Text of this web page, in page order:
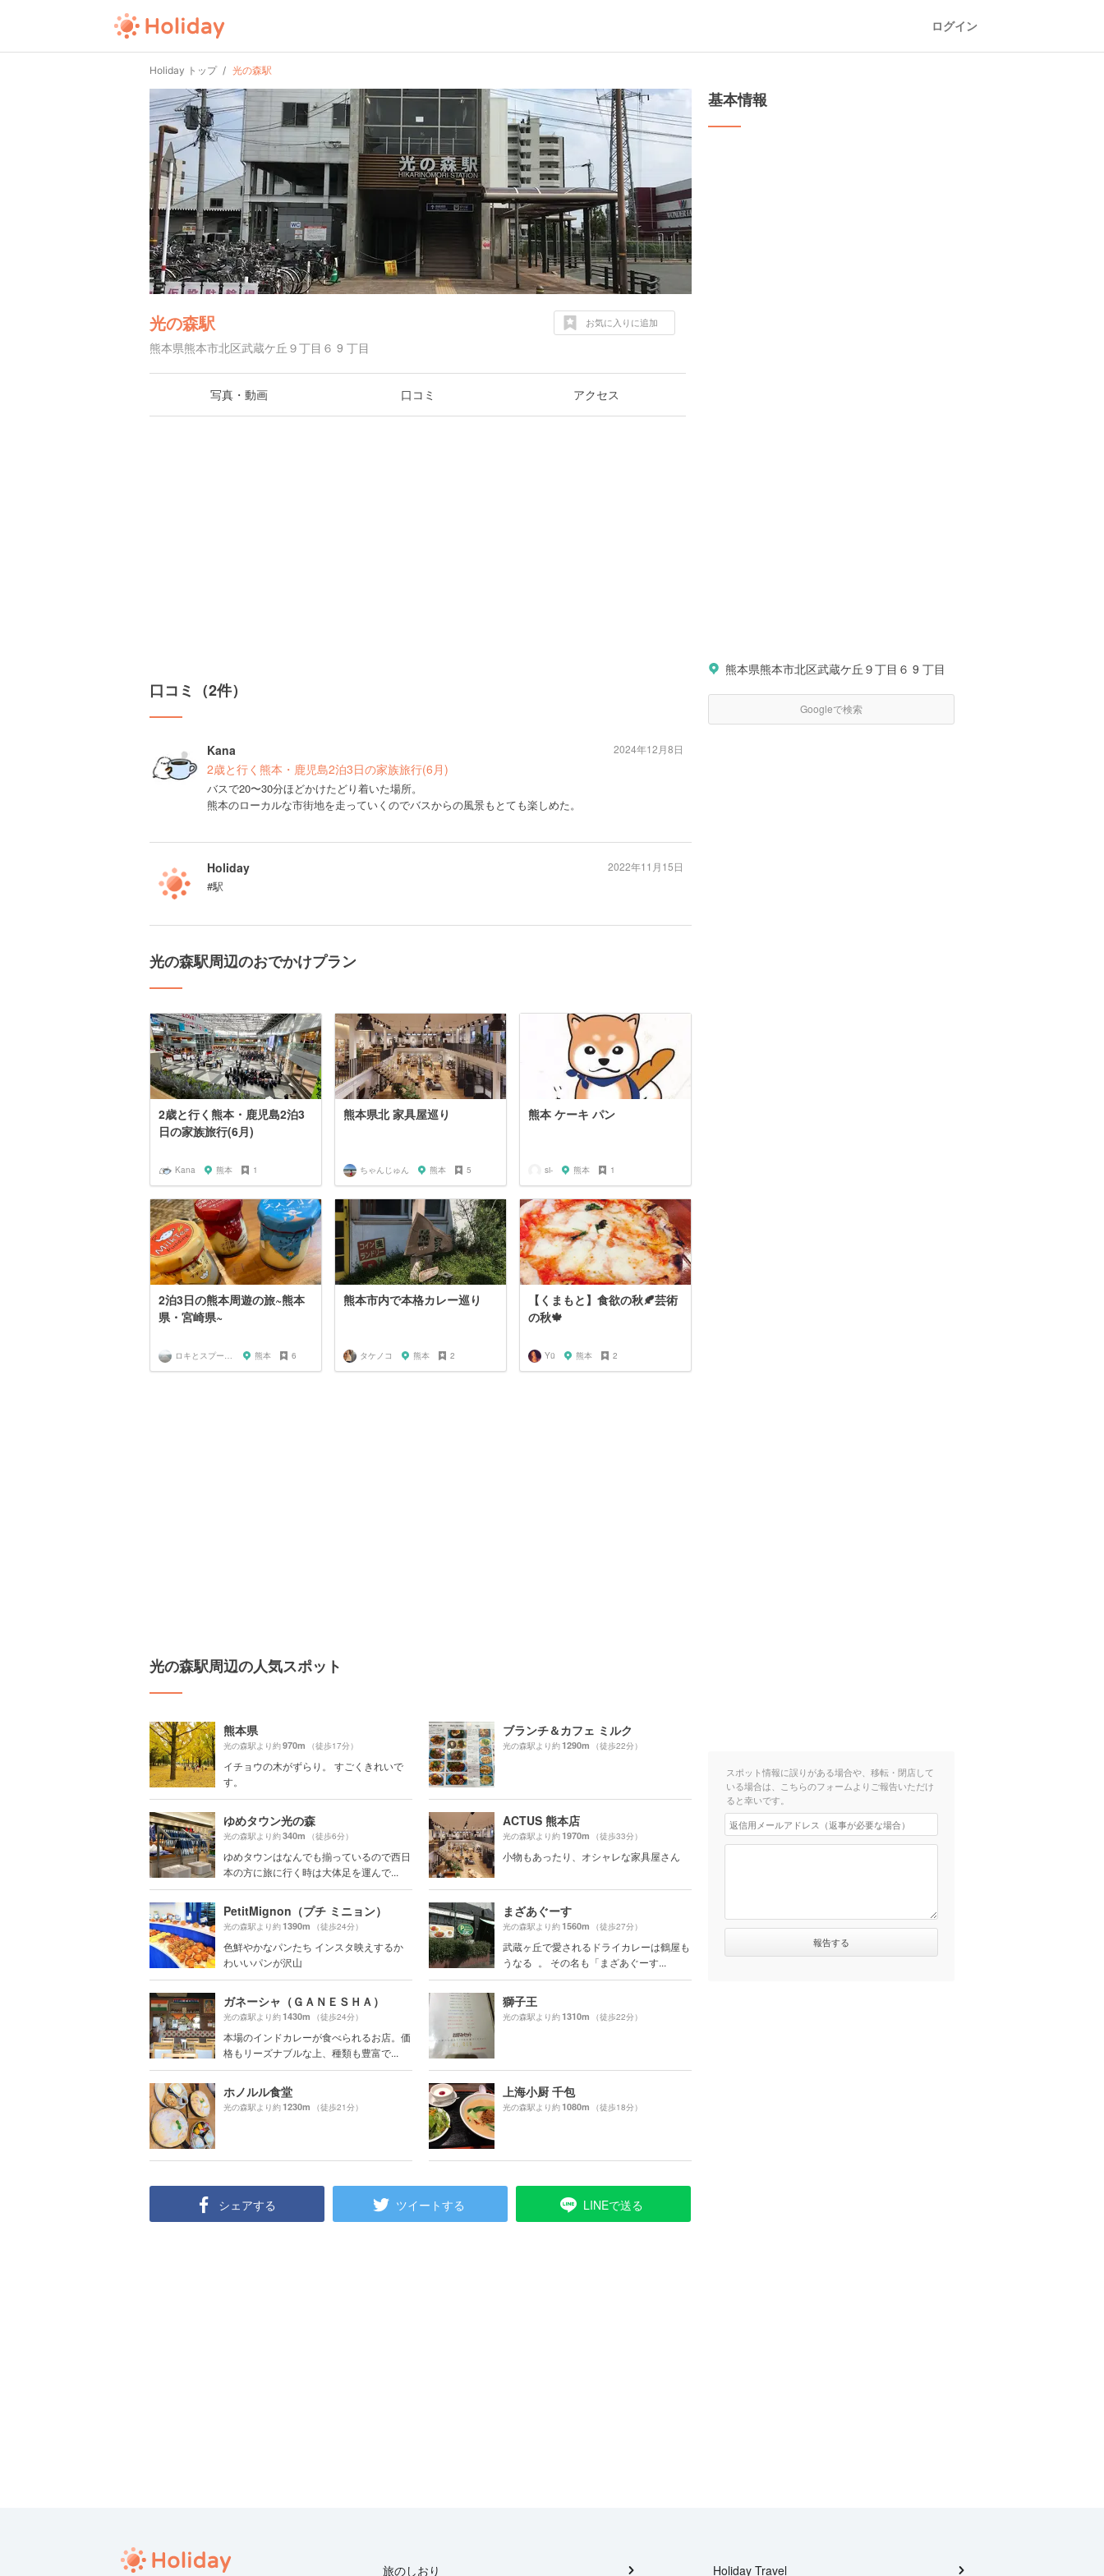
ログイン
Holiday トップ 光の森駅
光の森駅
熊本県熊本市北区武蔵ケ丘９丁目６ 9 丁目
お気に入りに追加
写真・動画 口コミ アクセス
口コミ（2件）
Kana
2歳と行く熊本・鹿児島2泊3日の家族旅行(6月)
バスで20〜30分ほどかけたどり着いた場所。
熊本のローカルな市街地を走っていくのでバスからの風景もとても楽しめた。
2024年12月8日
Holiday
#駅
2022年11月15日
光の森駅周辺のおでかけプラン
2歳と行く熊本・鹿児島2泊3
日の家族旅行(6月)
Kana 熊本 1
熊本県北 家具屋巡り
ちゃんじゅん 熊本 5
熊本 ケーキ パン
si- 熊本 1
2泊3日の熊本周遊の旅~熊本
県・宮崎県~
ロキとスプーン🥄 熊本 6
熊本市内で本格カレー巡り
タケノコ 熊本 2
【くまもと】食欲の秋🍂芸術
の秋🍁
Yü 熊本 2
光の森駅周辺の人気スポット
熊本県
光の森駅より約970m （徒歩17分）
イチョウの木がずらり。 すごくきれいで
す。
ブランチ＆カフェ ミルク
光の森駅より約1290m （徒歩22分）
ゆめタウン光の森
光の森駅より約340m （徒歩6分）
ゆめタウンはなんでも揃っているので西日
本の方に旅に行く時は大体足を運んで...
ACTUS 熊本店
光の森駅より約1970m （徒歩33分）
小物もあったり、オシャレな家具屋さん
PetitMignon（プチ ミニョン）
光の森駅より約1390m （徒歩24分）
色鮮やかなパンたち インスタ映えするか
わいいパンが沢山
まざあぐーす
光の森駅より約1560m （徒歩27分）
武蔵ヶ丘で愛されるドライカレーは鶴屋も
うなる 。 その名も「まざあぐーす...
ガネーシャ（ＧＡＮＥＳＨＡ）
光の森駅より約1430m （徒歩24分）
本場のインドカレーが食べられるお店。価
格もリーズナブルな上、種類も豊富で...
獅子王
光の森駅より約1310m （徒歩22分）
ホノルル食堂
光の森駅より約1230m （徒歩21分）
上海小厨 千包
光の森駅より約1080m （徒歩18分）
シェアする ツイートする LINEで送る
基本情報
熊本県熊本市北区武蔵ケ丘９丁目６ 9 丁目
Googleで検索
スポット情報に誤りがある場合や、移転・閉店して
いる場合は、こちらのフォームよりご報告いただけ
ると幸いです。
旅のしおり Holiday Travel